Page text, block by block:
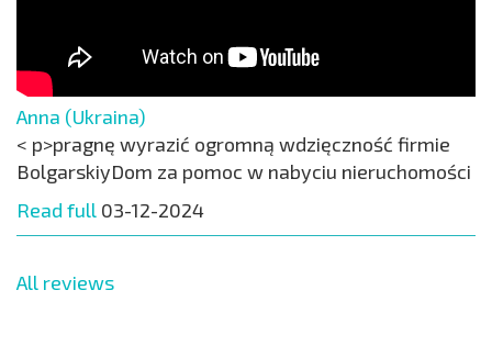
Anna (Ukraina)
< p>pragnę wyrazić ogromną wdzięczność firmie
BolgarskiyDom za pomoc w nabyciu nieruchomości
Read full 03-12-2024
All reviews